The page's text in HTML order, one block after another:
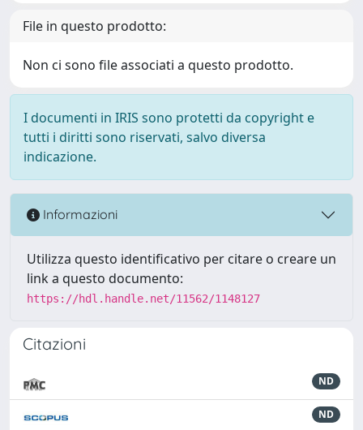
File in questo prodotto:
Non ci sono file associati a questo prodotto.
I documenti in IRIS sono protetti da copyright e
tutti i diritti sono riservati, salvo diversa
indicazione.
Informazioni
Utilizza questo identificativo per citare o creare un
link a questo documento:
https://hdl.handle.net/11562/1148127
Citazioni
ND
ND